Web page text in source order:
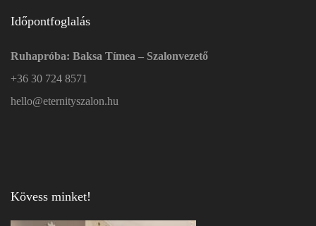
Időpontfoglalás
Ruhapróba: Baksa Tímea – Szalonvezető
+36 30 724 8571
hello@eternityszalon.hu
Kövess minket!